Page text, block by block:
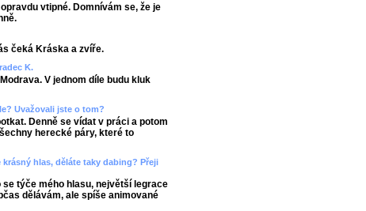
vtipné. Domnívám se, že je
čeká Kráska a zvíře.
K.
V jednom díle budu kluk
Uvažovali jste o tom?
Denně se vídat v práci a potom
herecké páry, které to
hlas, děláte taky dabing? Přeji
týče mého hlasu, největší legrace
dělávám, ale spíše animované